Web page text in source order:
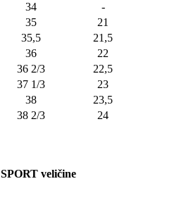
34
-
35
21
35,5
21,5
36
22
36 2/3
22,5
37 1/3
23
38
23,5
38 2/3 24
SPORT veličine